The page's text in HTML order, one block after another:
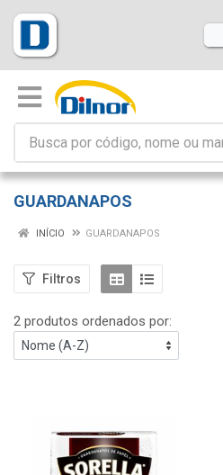
GUARDANAPOS
INÍCIO GUARDANAPOS
Filtros
2 produtos ordenados por: